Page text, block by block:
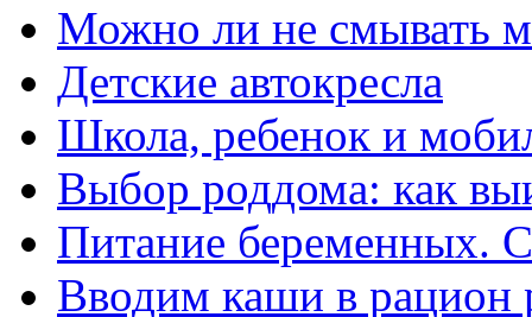
Можно ли не смывать
Детские автокресла
Школа, ребенок и
Выбор роддома: как
Питание беременных.
Вводим каши в рацион